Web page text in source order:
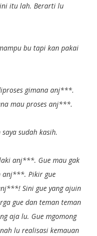
itu lah. Berarti lu
bu tapi kan pakai
gimana anj***.
mau proses anj***.
sudah kasih.
anj***. Gue mau gak
anj***. Pikir gue
Sini gue yang ajuin
gue dan teman teman
aja lu. Gue mgomong
lu realisasi kemauan